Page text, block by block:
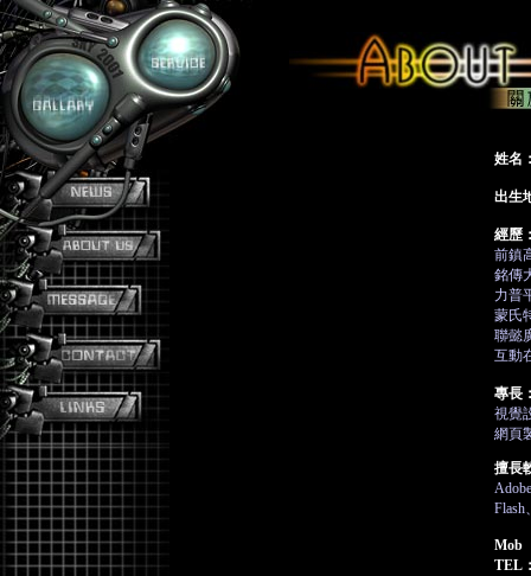
姓名
出生
經歷
前鎮
銘傳
力普
蒙氏
聯懿
互動
專長
視覺
網頁
擅長
Flash
Mob
TEL